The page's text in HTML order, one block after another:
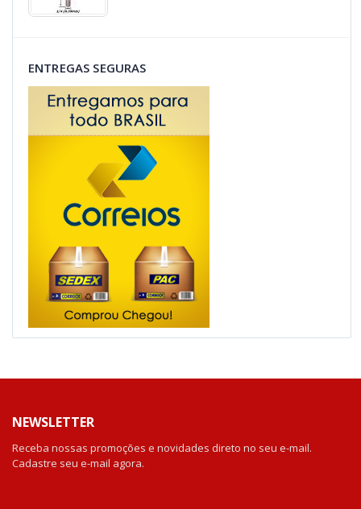
ENTREGAS SEGURAS
NEWSLETTER
Receba nossas promoções e novidades direto no seu e-mail.
Cadastre seu e-mail agora.